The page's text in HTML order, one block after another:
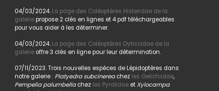
04/03/2024. La page des Coléoptères Histeridae de la
galeriepropose 2 clés en lignes et 4 pdf téléchargeables
pour vous aider à les déterminer.
04/03/2024. La page des Coléoptères Dytiscidae de la
galerieoffre 3 clés en ligne pour leur détermination.
07/11/2023. Trois nouvelles espèces de Lépidoptères dans
notre galerie : Platyedra subcinereachez les Gelichiidae,
Pempelia palumbellachez les PyralidaeetXylocampa